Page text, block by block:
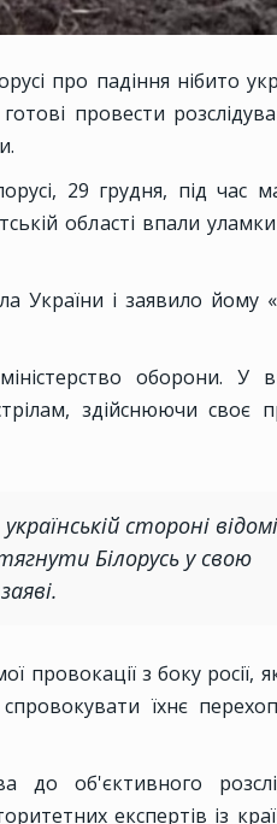
про падіння нібито
провести
29 грудня, під час
області впали
України і заявило йому
оборони. У
здійснюючи своє
стороні відомі
Білорусь у свою
провокації з боку росії,
їхнє
об'єктивного
експертів із